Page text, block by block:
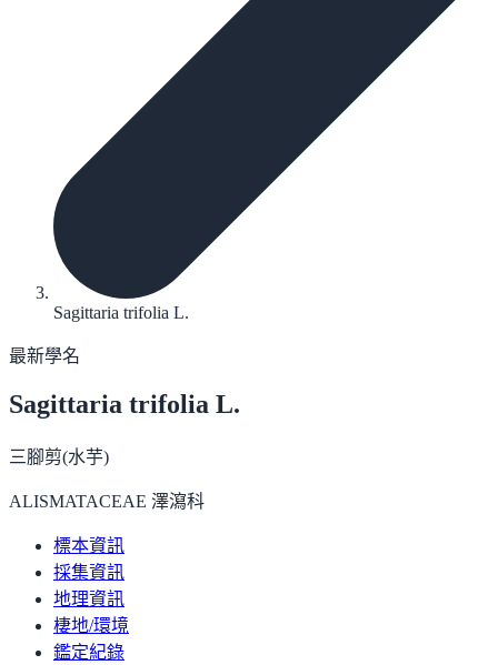
Sagittaria trifolia L.
最新學名
Sagittaria trifolia L.
三腳剪(水芋)
ALISMATACEAE 澤瀉科
標本資訊
採集資訊
地理資訊
棲地/環境
鑑定紀錄